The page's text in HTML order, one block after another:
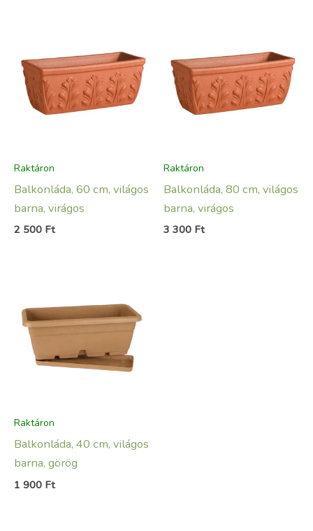
Raktáron
Balkonláda, 60 cm, világos
barna, virágos
2 500 Ft
Raktáron
Balkonláda, 80 cm, világos
barna, virágos
3 300 Ft
Raktáron
Balkonláda, 40 cm, világos
barna, görög
1 900 Ft